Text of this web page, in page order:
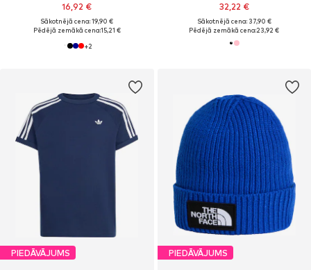
16,92 €
Sākotnējā cena: 19,90 €
Pēdējā zemākā cena:15,21 €
+2
32,22 €
Sākotnējā cena: 37,90 €
Pēdējā zemākā cena:23,92 €
PIEDĀVĀJUMS PIEDĀVĀJUMS